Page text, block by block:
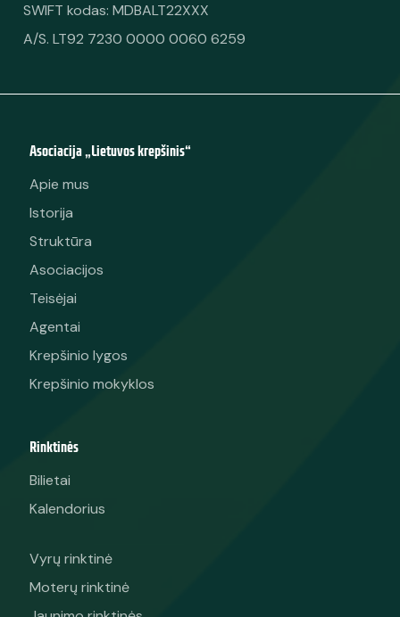
SWIFT kodas: MDBALT22XXX
A/S. LT92 7230 0000 0060 6259
Asociacija „Lietuvos krepšinis“
Apie mus
Istorija
Struktūra
Asociacijos
Teisėjai
Agentai
Krepšinio lygos
Krepšinio mokyklos
Rinktinės
Bilietai
Kalendorius
Vyrų rinktinė
Moterų rinktinė